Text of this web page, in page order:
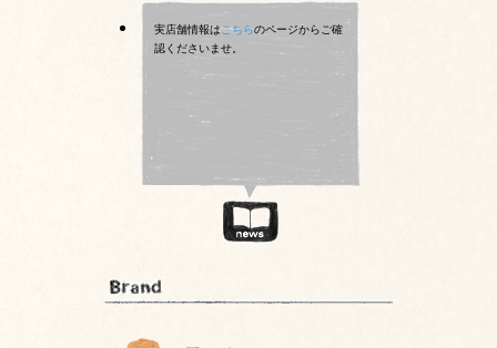
実店舗情報はこちらのページからご確
認くださいませ。